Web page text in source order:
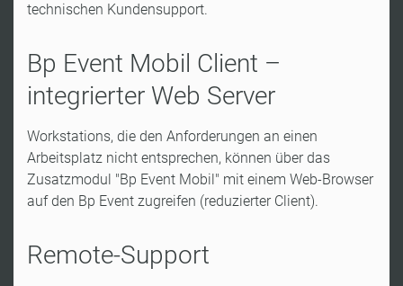
technischen Kundensupport.
Bp Event Mobil Client –
integrierter Web Server
Workstations, die den Anforderungen an einen
Arbeitsplatz nicht entsprechen, können über das
Zusatzmodul "Bp Event Mobil" mit einem Web-Browser
auf den Bp Event zugreifen (reduzierter Client).
Remote-Support